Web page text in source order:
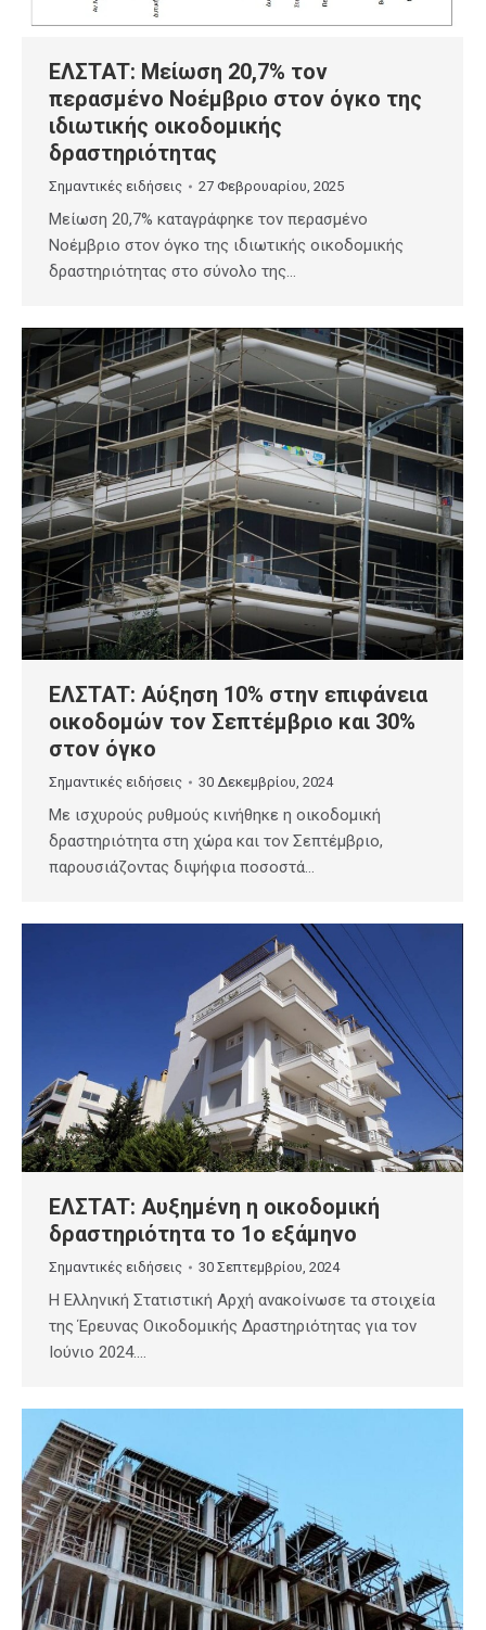
ΕΛΣΤΑΤ: Μείωση 20,7% τον
περασμένο Νοέμβριο στον όγκο της
ιδιωτικής οικοδομικής
δραστηριότητας
Σημαντικές ειδήσεις 27 Φεβρουαρίου, 2025
Μείωση 20,7% καταγράφηκε τον περασμένο
Νοέμβριο στον όγκο της ιδιωτικής οικοδομικής
δραστηριότητας στο σύνολο της…
ΕΛΣΤΑΤ: Αύξηση 10% στην επιφάνεια
οικοδομών τον Σεπτέμβριο και 30%
στον όγκο
Σημαντικές ειδήσεις 30 Δεκεμβρίου, 2024
Με ισχυρούς ρυθμούς κινήθηκε η οικοδομική
δραστηριότητα στη χώρα και τον Σεπτέμβριο,
παρουσιάζοντας διψήφια ποσοστά…
ΕΛΣΤΑΤ: Αυξημένη η οικοδομική
δραστηριότητα το 1ο εξάμηνο
Σημαντικές ειδήσεις 30 Σεπτεμβρίου, 2024
Η Ελληνική Στατιστική Αρχή ανακοίνωσε τα στοιχεία
της Έρευνας Οικοδομικής Δραστηριότητας για τον
Ιούνιο 2024.…